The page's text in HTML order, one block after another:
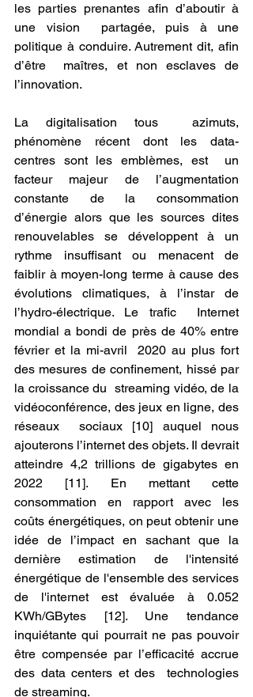
les parties prenantes afin d’aboutir à
une vision  partagée, puis à une
politique à conduire. Autrement dit, afin
d’être  maîtres, et non esclaves de
l’innovation.
La digitalisation tous  azimuts,
phénomène récent dont les data-
centres sont les emblèmes, est  un
facteur majeur de l’augmentation
constante de la consommation
d’énergie alors que les sources dites
renouvelables se développent à un
rythme insuffisant ou menacent de
faiblir à moyen-long terme à cause des
évolutions climatiques, à l’instar de
l’hydro-électrique. Le trafic  Internet
mondial a bondi de près de 40% entre
février et la mi-avril  2020 au plus fort
des mesures de confinement, hissé par
la croissance du  streaming vidéo, de la
vidéoconférence, des jeux en ligne, des
réseaux  sociaux [10] auquel nous
ajouterons l’internet des objets. Il devrait
atteindre 4,2 trillions de gigabytes en
2022 [11]. En mettant cette
consommation en rapport avec les
coûts énergétiques, on peut obtenir une
idée de l’impact en sachant que la
dernière estimation de l'intensité
énergétique de l'ensemble des services
de l'internet est évaluée à 0.052
KWh/GBytes [12]. Une tendance
inquiétante qui pourrait ne pas pouvoir
être compensée par l’efficacité accrue
des data centers et des  technologies
de streaming.